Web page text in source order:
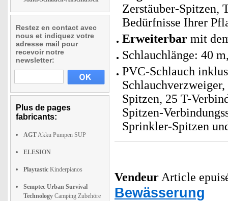
Restez en contact avec
nous et indiquez votre
adresse mail pour
recevoir notre
newsletter:
Plus de pages
fabricants:
AGTAkku Pumpen SUP
ELESION
Playtastic Kinderpianos
Semptec Urban Survival
Technology Camping Zubehöre
Zerstäuber-Spitzen,
Bedürfnisse Ihrer
Erweiterbar mit
Schlauchlänge: 40
PVC-Schlauch
Spitzen, 25 T-
Spitzen-
Sprinkler-Spitzen
Vendeur Article
Bewässerung